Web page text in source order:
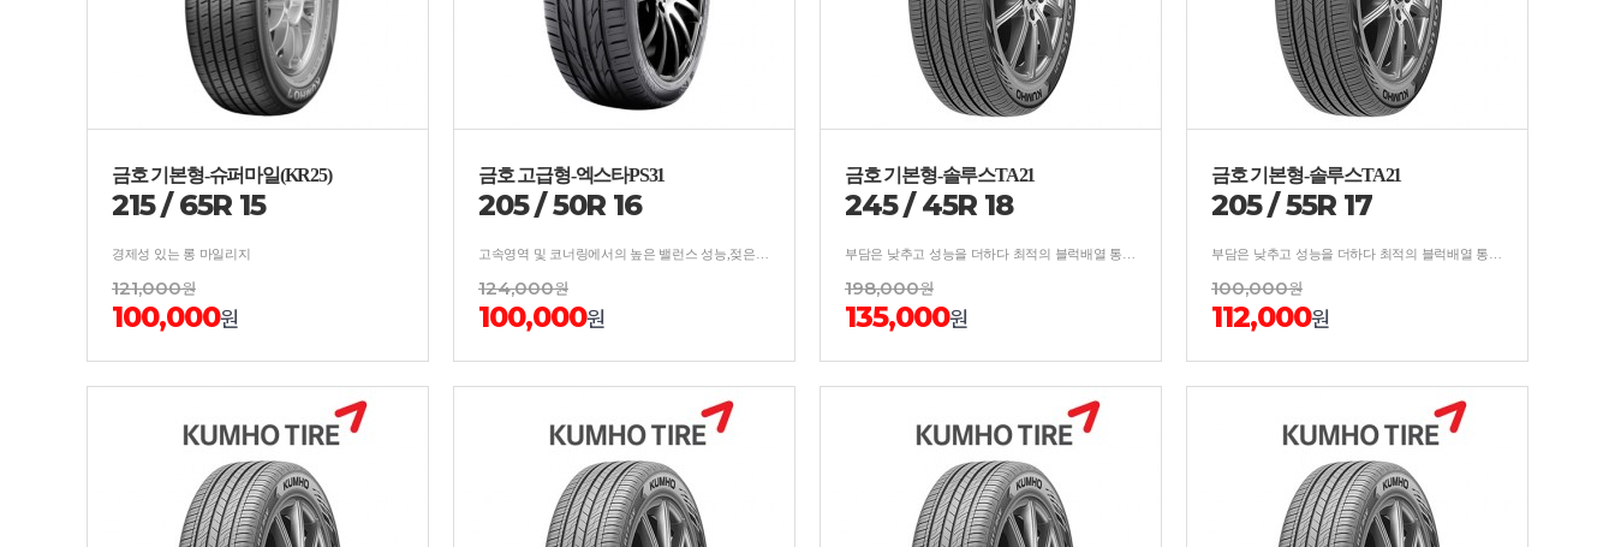
금호 기본형-슈퍼마일(KR25)
215/65R 15
경제성 있는 롱 마일리지
121,000원
100,000원
금호 고급형-엑스타PS31
205/50R 16
124,000원
100,000원
금호 기본형-솔루스TA21
245/45R 18
198,000원
135,000원
금호 기본형-솔루스TA21
205/55R 17
100,000원
112,000원